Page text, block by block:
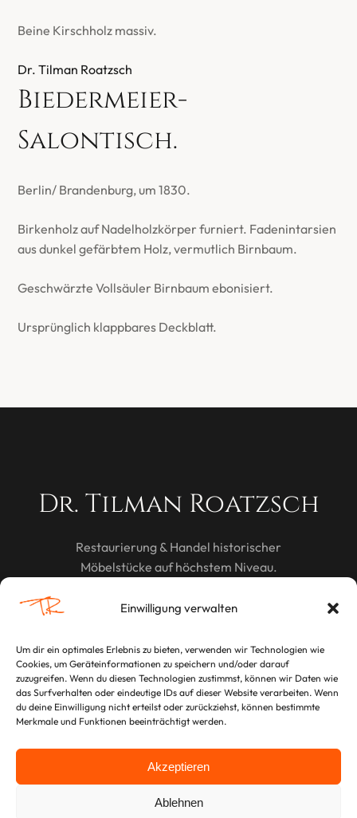
Einwilligung verwalten
Um dir ein optimales Erlebnis zu bieten, verwenden wir Technologien wie
Cookies, um Geräteinformationen zu speichern und/oder darauf
zuzugreifen. Wenn du diesen Technologien zustimmst, können wir Daten wie
das Surfverhalten oder eindeutige IDs auf dieser Website verarbeiten. Wenn
du deine Einwilligung nicht erteilst oder zurückziehst, können bestimmte
Merkmale und Funktionen beeinträchtigt werden.
Akzeptieren
Ablehnen
Beine Kirschholz massiv.
Dr. Tilman Roatzsch
Biedermeier-
Salontisch.
Berlin/ Brandenburg, um 1830.
Birkenholz auf Nadelholzkörper furniert. Fadenintarsien
aus dunkel gefärbtem Holz, vermutlich Birnbaum.
Geschwärzte Vollsäuler Birnbaum ebonisiert.
Ursprünglich klappbares Deckblatt.
Dr. Tilman Roatzsch
Restaurierung & Handel historischer
Möbelstücke auf höchstem Niveau.
RECHTLICHES
Impressum
Datenschutzerklärung